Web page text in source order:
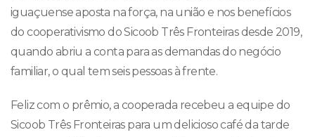
iguaçuense aposta na força, na união e nos benefícios
do cooperativismo do Sicoob Três Fronteiras desde 2019,
quando abriu a conta para as demandas do negócio
familiar, o qual tem seis pessoas à frente.
Feliz com o prêmio, a cooperada recebeu a equipe do
Sicoob Três Fronteiras para um delicioso café da tarde